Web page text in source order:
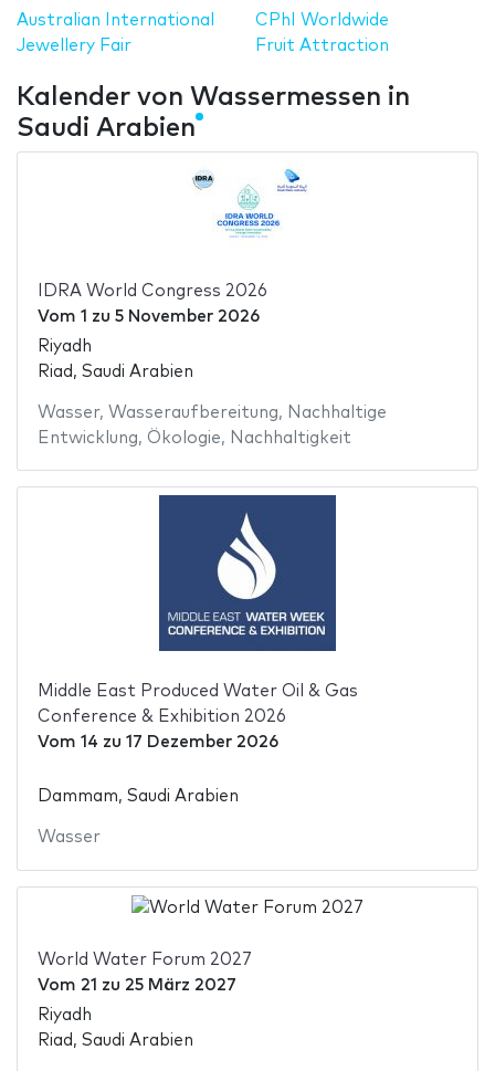
Australian International
Jewellery Fair
CPhI Worldwide
Fruit Attraction
Kalender von Wassermessen in
Saudi Arabien
IDRA World Congress 2026
Vom 1 zu 5 November 2026
Riyadh
Riad, Saudi Arabien
Wasser, Wasseraufbereitung, Nachhaltige
Entwicklung, Ökologie, Nachhaltigkeit
Middle East Produced Water Oil & Gas
Conference & Exhibition 2026
Vom 14 zu 17 Dezember 2026
Dammam, Saudi Arabien
Wasser
World Water Forum 2027
Vom 21 zu 25 März 2027
Riyadh
Riad, Saudi Arabien